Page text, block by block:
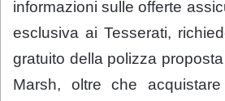
informazioni sulle offerte
esclusiva ai Tesserati,
gratuito della polizza
Marsh, oltre che